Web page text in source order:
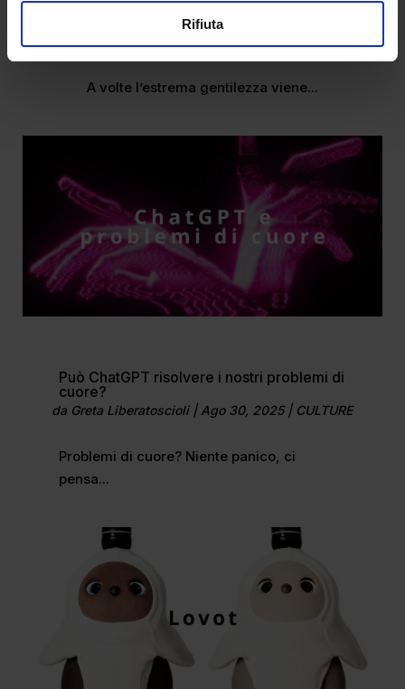
Rifiuta
Love Bombing
A volte l’estrema gentilezza viene...
Può ChatGPT risolvere i nostri problemi di
cuore?
da Greta Liberatoscioli| Ago 30, 2025| CULTURE
Problemi di cuore? Niente panico, ci
pensa...